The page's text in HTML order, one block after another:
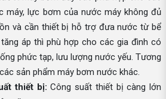
máy, lực bơm của nước máy không đủ
và cần thiết bị hỗ trợ đưa nước từ bể
áp thì phù hợp cho các gia đình có
phức tạp, lưu lượng nước yếu. Tương
sản phẩm máy bơm nước khác.
thiết bị: Công suất thiết bị càng lớn